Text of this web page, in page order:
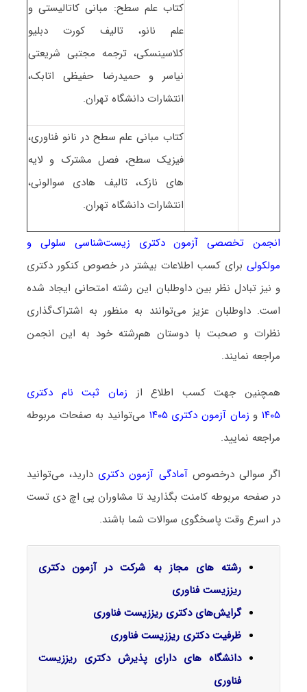
کتاب علم سطح: مبانی کاتالیستی و
علم نانو، تالیف کورت دبلیو
کلاسینسکی، ترجمه مجتبی شریعتی
نیاسر و حمیدرضا حفیظی اتابک،
انتشارات دانشگاه تهران.
کتاب مبانی علم سطح در نانو فناوری،
فیزیک سطح، فصل مشترک و لایه
های نازک، تالیف هادی سوالونی،
انتشارات دانشگاه تهران.
انجمن تخصصی آزمون دکتری زیست‌شناسی سلولی و
مولکولیبرای کسب اطلاعات بیشتر در خصوص کنکور دکتری
و نیز تبادل نظر بین داوطلبان این رشته امتحانی ایجاد شده
است. داوطلبان عزیز می‌توانند به منظور به اشتراک‌گذاری
نظرات و صحبت با دوستان هم‌رشته خود به این انجمن
مراجعه نمایند.
همچنین جهت کسب اطلاع از زمان ثبت نام دکتری
۱۴۰۵ و زمان آزمون دکتری ۱۴۰۵
می‌توانید به صفحات مربوطه
مراجعه نمایید.
اگر سوالی درخصوصآمادگی آزمون دکتری دارید، می‌توانید
در صفحه مربوطه کامنت بگذارید تا مشاوران پی اچ دی تست
در اسرع وقت پاسخگوی سوالات شما باشند.
رشته های مجاز به شرکت در آزمون دکتری
ریززیست فناوری
گرایش‌های دکتری ریززیست فناوری
ظرفیت دکتری ریززیست فناوری
دانشگاه های دارای پذیرش دکتری ریززیست
فناوری